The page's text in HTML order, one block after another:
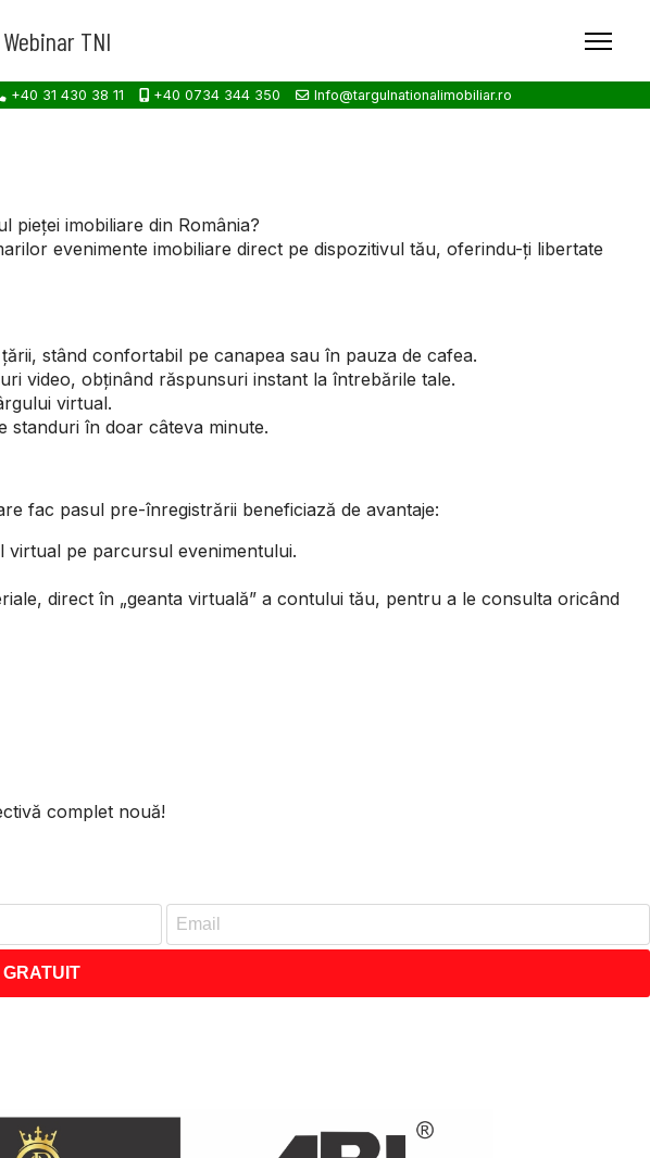
Webinar TNI
+40 31 430 38 11 +40 0734 344 350 Info@targulnationalimobiliar.ro
pieței imobiliare din România?
evenimente imobiliare direct pe dispozitivul tău, oferindu-ți libertate
stând confortabil pe canapea sau în pauza de cafea.
video, obținând răspunsuri instant la întrebările tale.
virtual.
standuri în doar câteva minute.
fac pasul pre-înregistrării beneficiază de avantaje:
virtual pe parcursul evenimentului.
direct în „geanta virtuală” a contului tău, pentru a le consulta oricând
complet nouă!